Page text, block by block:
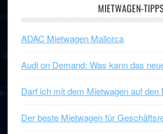
MIETWAGEN-
ADAC Mietwagen Mallorca
Audi on Demand: Was kann das
Darf ich mit dem Mietwagen auf den
Der beste Mietwagen für